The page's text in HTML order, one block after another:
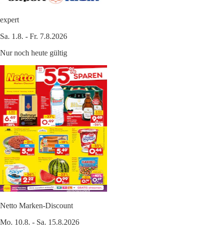
expert
Sa. 1.8. - Fr. 7.8.2026
Nur noch heute gültig
Netto Marken-Discount
Mo. 10.8. - Sa. 15.8.2026